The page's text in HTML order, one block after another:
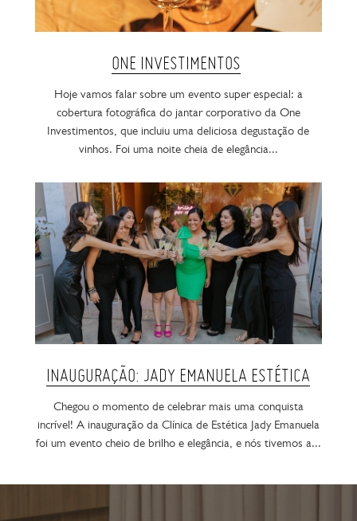
ONE INVESTIMENTOS
Hoje vamos falar sobre um evento super especial: a
cobertura fotográfica do jantar corporativo da One
Investimentos, que incluiu uma deliciosa degustação de
vinhos. Foi uma noite cheia de elegância...
INAUGURAÇÃO: JADY EMANUELA ESTÉTICA
Chegou o momento de celebrar mais uma conquista
incrível! A inauguração da Clínica de Estética Jady Emanuela
foi um evento cheio de brilho e elegância, e nós tivemos a...